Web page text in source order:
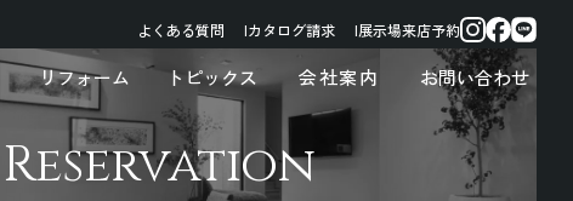
よくある質問 カタログ請求 展示場来店予約
リフォーム トピックス 会社案内 お問い合わせ
Reservation